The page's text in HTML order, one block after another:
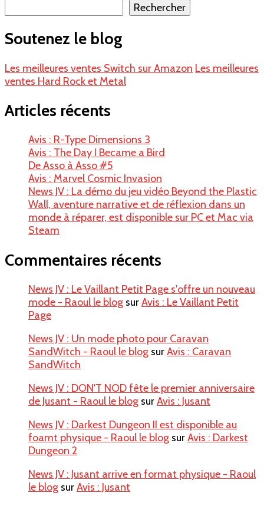
Rechercher
Soutenez le blog
Les meilleures ventes Switch sur Amazon Les meilleures
ventes Hard Rock et Metal
Articles récents
Avis : R-Type Dimensions 3
Avis : The Day I Became a Bird
De Asso à Asso #5
Avis : Marvel Cosmic Invasion
News JV : La démo du jeu vidéo Beyond the Plastic
Wall, aventure narrative et de réflexion dans un
monde à réparer, est disponible sur PC et Mac via
Steam
Commentaires récents
News JV : Le Vaillant Petit Page s'offre un nouveau
mode - Raoul le blog surAvis : Le Vaillant Petit
Page
News JV : Un mode photo pour Caravan
SandWitch - Raoul le blog surAvis : Caravan
SandWitch
News JV : DON'T NOD fête le premier anniversaire
de Jusant - Raoul le blog surAvis : Jusant
News JV : Darkest Dungeon II est disponible au
foamt physique - Raoul le blog surAvis : Darkest
Dungeon 2
News JV : Jusant arrive en format physique - Raoul
le blog surAvis : Jusant